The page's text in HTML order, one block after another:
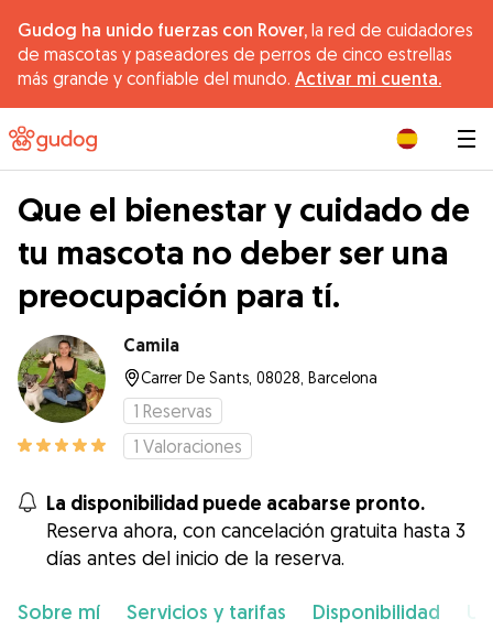
Gudog ha unido fuerzas con Rover, la red de cuidadores
de mascotas y paseadores de perros de cinco estrellas
más grande y confiable del mundo. Activar mi cuenta.
Que el bienestar y cuidado de
tu mascota no deber ser una
preocupación para tí.
Camila
Carrer De Sants, 08028, Barcelona
1 Reservas
1 Valoraciones
La disponibilidad puede acabarse pronto.
Reserva ahora, con cancelación gratuita hasta 3
días antes del inicio de la reserva.
Sobre mí Servicios y tarifas Disponibilidad